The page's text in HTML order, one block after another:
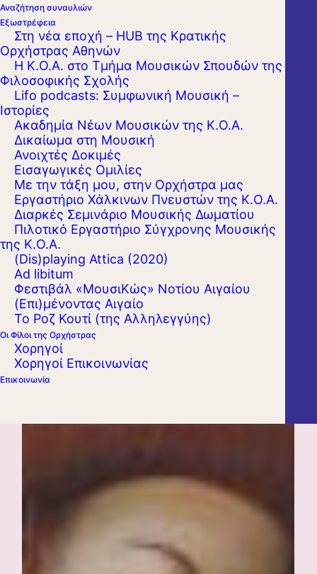
Αναζήτηση συναυλιών
Εξωστρέφεια
Στη νέα εποχή – HUB της Κρατικής
Ορχήστρας Αθηνών
Η Κ.Ο.Α. στο Τμήμα Μουσικών Σπουδών της
Φιλοσοφικής Σχολής
Lifo podcasts: Συμφωνική Μουσική –
Ιστορίες
Ακαδημία Νέων Μουσικών της Κ.Ο.Α.
Δικαίωμα στη Μουσική
Ανοιχτές Δοκιμές
Εισαγωγικές Ομιλίες
Με την τάξη μου, στην Ορχήστρα μας
Εργαστήριo Χάλκινων Πνευστών της Κ.Ο.Α.
Διαρκές Σεμινάριο Μουσικής Δωματίου
Πιλοτικό Εργαστήριο Σύγχρονης Μουσικής
της Κ.Ο.Α.
(Dis)playing Attica (2020)
Ad libitum
Φεστιβάλ «ΜουσιΚώς» Νοτίου Αιγαίου
(Επι)μένοντας Αιγαίο
Το Ροζ Κουτί (της Αλληλεγγύης)
Οι Φίλοι της Ορχήστρας
Χορηγοί
Χορηγοί Επικοινωνίας
Επικοινωνία